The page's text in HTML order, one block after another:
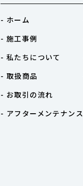
- ホーム
- 施工事例
- 私たちについて
- 取扱商品
- お取引の流れ
- アフターメンテナンス